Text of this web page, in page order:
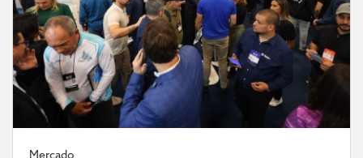
Mercado